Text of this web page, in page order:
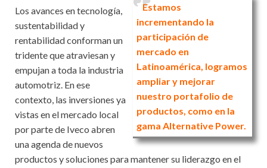
Estamos
incrementando la
participación de
mercado en
Latinoamérica, logramos
ampliar y mejorar
nuestro portafolio de
productos, como en la
gama Alternative Power.
Los avances en tecnología,
sustentabilidad y
rentabilidad conforman un
tridente que atraviesan y
empujan a toda la industria
automotriz. En ese
contexto, las inversiones ya
vistas en el mercado local
por parte de Iveco abren
una agenda de nuevos
productos y soluciones para mantener su liderazgo en el